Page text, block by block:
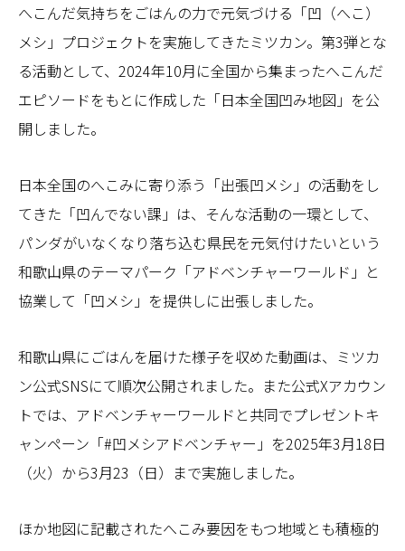
へこんだ気持ちをごはんの力で元気づける「凹（へこ）
メシ」プロジェクトを実施してきたミツカン。第3弾とな
る活動として、2024年10月に全国から集まったへこんだ
エピソードをもとに作成した「日本全国凹み地図」を公
開しました。
日本全国のへこみに寄り添う「出張凹メシ」の活動をし
てきた「凹んでない課」は、そんな活動の一環として、
パンダがいなくなり落ち込む県民を元気付けたいという
和歌山県のテーマパーク「アドベンチャーワールド」と
協業して「凹メシ」を提供しに出張しました。
和歌山県にごはんを届けた様子を収めた動画は、ミツカ
ン公式SNSにて順次公開されました。また公式Xアカウン
トでは、アドベンチャーワールドと共同でプレゼントキ
ャンペーン「#凹メシアドベンチャー」を2025年3月18日
（火）から3月23（日）まで実施しました。
ほか地図に記載されたへこみ要因をもつ地域とも積極的